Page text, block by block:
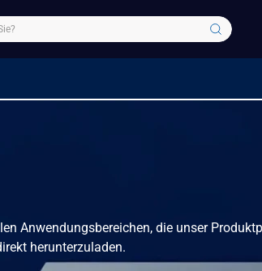
Anwendungsbereichen, die unser
herunterzuladen.